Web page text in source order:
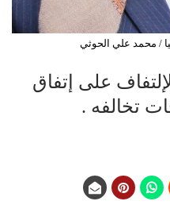
/ محمد علي الحوثي
على إتفاق
تخالفه .